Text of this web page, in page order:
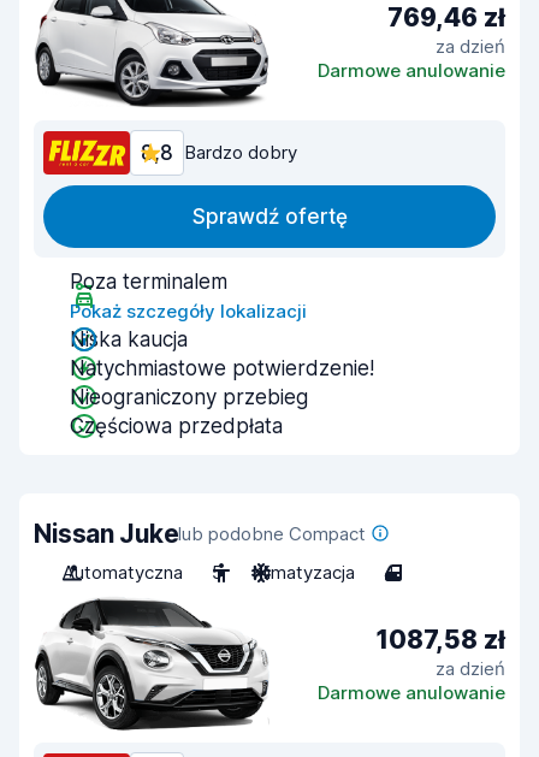
769,46 zł
za dzień
Darmowe anulowanie
8,8 Bardzo dobry
Sprawdź ofertę
Poza terminalem
Pokaż szczegóły lokalizacji
Niska kaucja
Natychmiastowe potwierdzenie!
Nieograniczony przebieg
Częściowa przedpłata
Nissan Jukelub podobne Compact
Automatyczna
5 Klimatyzacja 4
1087,58 zł
za dzień
Darmowe anulowanie